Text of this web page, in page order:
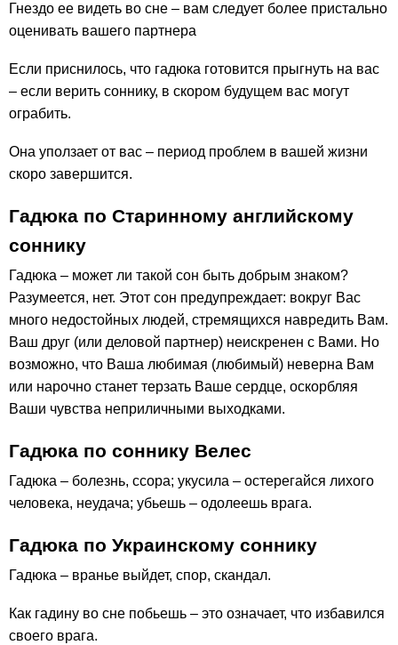
Гнездо ее видеть во сне – вам следует более пристально
оценивать вашего партнера
Если приснилось, что гадюка готовится прыгнуть на вас
– если верить соннику, в скором будущем вас могут
ограбить.
Она уползает от вас – период проблем в вашей жизни
скоро завершится.
Гадюка по Старинному английскому
соннику
Гадюка – может ли такой сон быть добрым знаком?
Разумеется, нет. Этот сон предупреждает: вокруг Вас
много недостойных людей, стремящихся навредить Вам.
Ваш друг (или деловой партнер) неискренен с Вами. Но
возможно, что Ваша любимая (любимый) неверна Вам
или нарочно станет терзать Ваше сердце, оскорбляя
Ваши чувства неприличными выходками.
Гадюка по соннику Велес
Гадюка – болезнь, ссора; укусила – остерегайся лихого
человека, неудача; убьешь – одолеешь врага.
Гадюка по Украинскому соннику
Гадюка – вранье выйдет, спор, скандал.
Как гадину во сне побьешь – это означает, что избавился
своего врага.